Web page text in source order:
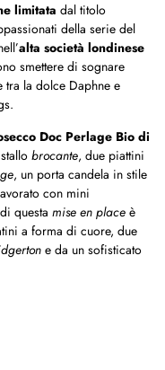
limitata dal titolo
della serie del
alta società londinese
smettere di sognare
tra la dolce Daphne e
Doc Perlage Bio di
brocante, due piattini
, un porta candela in stile
con mini
questa mise en place è
a forma di cuore, due
e da un sofisticato